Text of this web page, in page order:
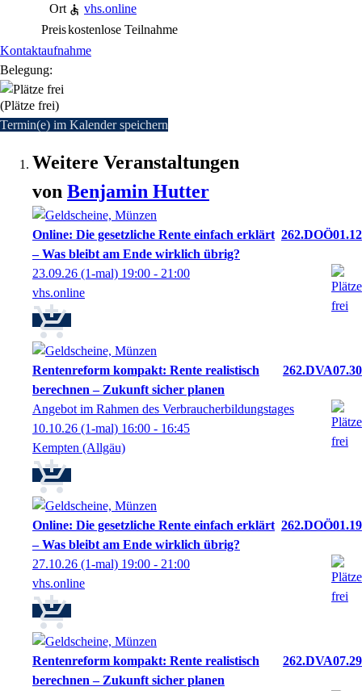
Ort
vhs.online
Preiskostenlose Teilnahme
Kontaktaufnahme
Belegung:
(Plätze frei)
Termin(e) im Kalender speichern
Weitere Veranstaltungen
von Benjamin Hutter
Online: Die gesetzliche Rente einfach erklärt
– Was bleibt am Ende wirklich übrig?
262.DOÖ01.12
23.09.26 (1-mal) 19:00 - 21:00
vhs.online
Rentenreform kompakt: Rente realistisch
berechnen – Zukunft sicher planen
262.DVA07.30
Angebot im Rahmen des Verbraucherbildungstages
10.10.26 (1-mal) 16:00 - 16:45
Kempten (Allgäu)
Online: Die gesetzliche Rente einfach erklärt
– Was bleibt am Ende wirklich übrig?
262.DOÖ01.19
27.10.26 (1-mal) 19:00 - 21:00
vhs.online
Rentenreform kompakt: Rente realistisch
berechnen – Zukunft sicher planen
262.DVA07.29